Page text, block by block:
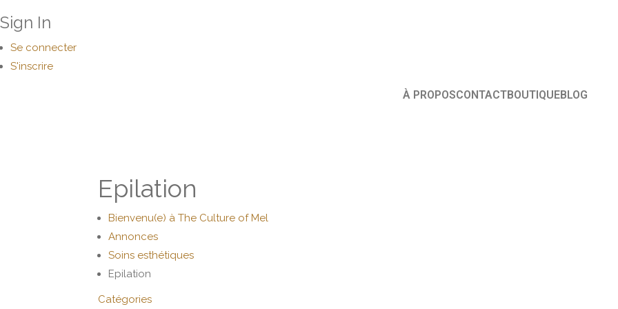
Sign In
Se connecter
S'inscrire
À PROPOSCONTACTBOUTIQUEBLOG
Epilation
Bienvenu(e) à The Culture of Mel
Annonces
Soins esthétiques
Epilation
Catégories